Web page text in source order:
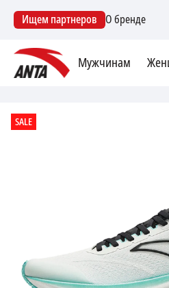
Ищем партнеров О бренде
Мужчинам
SALE